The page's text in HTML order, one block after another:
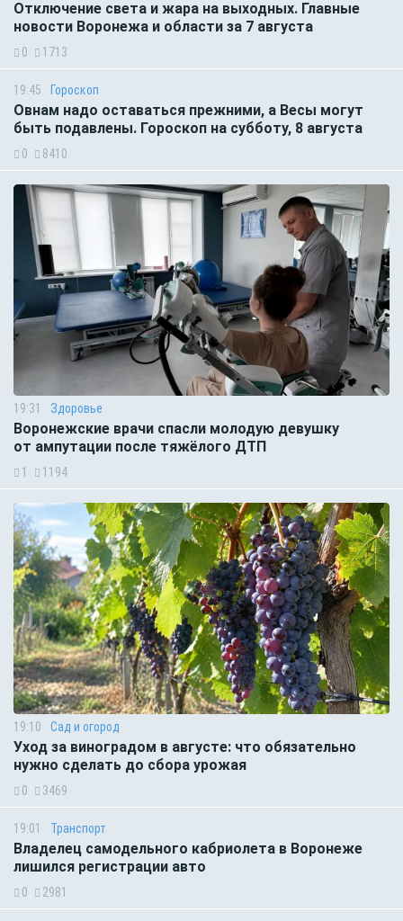
Отключение света и жара на выходных. Главные
новости Воронежа и области за 7 августа
0 1713
19:45 Гороскоп
Овнам надо оставаться прежними, а Весы могут
быть подавлены. Гороскоп на субботу, 8 августа
0 8410
19:31 Здоровье
Воронежские врачи спасли молодую девушку
от ампутации после тяжёлого ДТП
1 1194
19:10 Сад и огород
Уход за виноградом в августе: что обязательно
нужно сделать до сбора урожая
0 3469
19:01 Транспорт
Владелец самодельного кабриолета в Воронеже
лишился регистрации авто
0 2981